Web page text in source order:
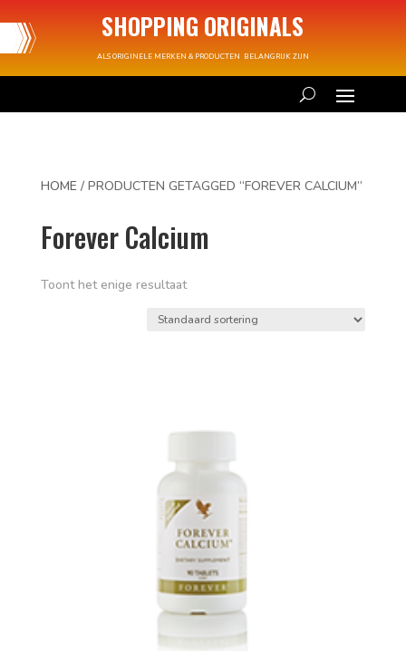
SHOPPING ORIGINALS
ALS ORIGINELE MERKEN & PRODUCTEN BELANGRIJK ZIJN
HOME / PRODUCTEN GETAGGED “FOREVER CALCIUM”
Forever Calcium
Toont het enige resultaat